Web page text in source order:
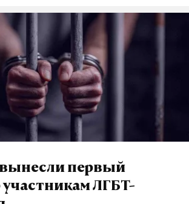
обслуживания. Сейчас
ситуацию на контроле. По
будет пересмотрено штатное
проведена проверка ее
и усилена работа по
медицинских кадров.
уделят селам Атласово и Лазо,
ощущается нехватка водителей
Министр здравоохранения
Нохрин лично контролирует
первый
ЛГБТ-